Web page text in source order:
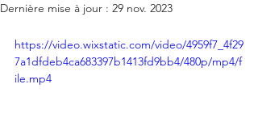
Dernière mise à jour : 29 nov. 2023
https://video.wixstatic.com/video/4959f7_4f29
7a1dfdeb4ca683397b1413fd9bb4/480p/mp4/f
ile.mp4